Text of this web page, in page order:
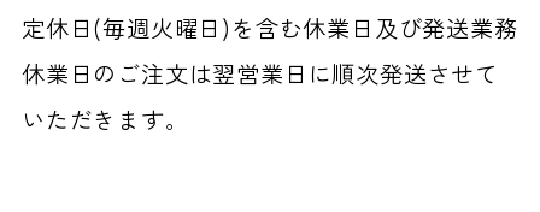
定休日(毎週火曜日)を含む休業日及び発送業務
休業日のご注文は翌営業日に順次発送させて
いただきます。